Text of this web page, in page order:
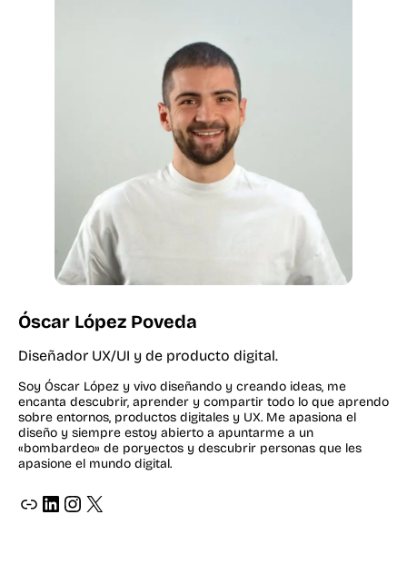
Óscar López Poveda
Diseñador UX/UI y de producto digital.
Soy Óscar López y vivo diseñando y creando ideas, me
encanta descubrir, aprender y compartir todo lo que aprendo
sobre entornos, productos digitales y UX. Me apasiona el
diseño y siempre estoy abierto a apuntarme a un
«bombardeo» de poryectos y descubrir personas que les
apasione el mundo digital.
ir a página web de oscar lopez diseñador grafico y web ir a perfil de LinkedIn de oscar lopez ir a perfil de instagram de oscar lopez _osvat X